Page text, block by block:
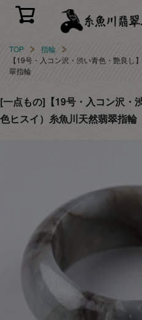
TOP
指輪
【19号・入コン沢・渋い青色・艶良し
翠指輪
[一点もの]【19号・入コン沢・
色ヒスイ）糸魚川天然翡翠指輪